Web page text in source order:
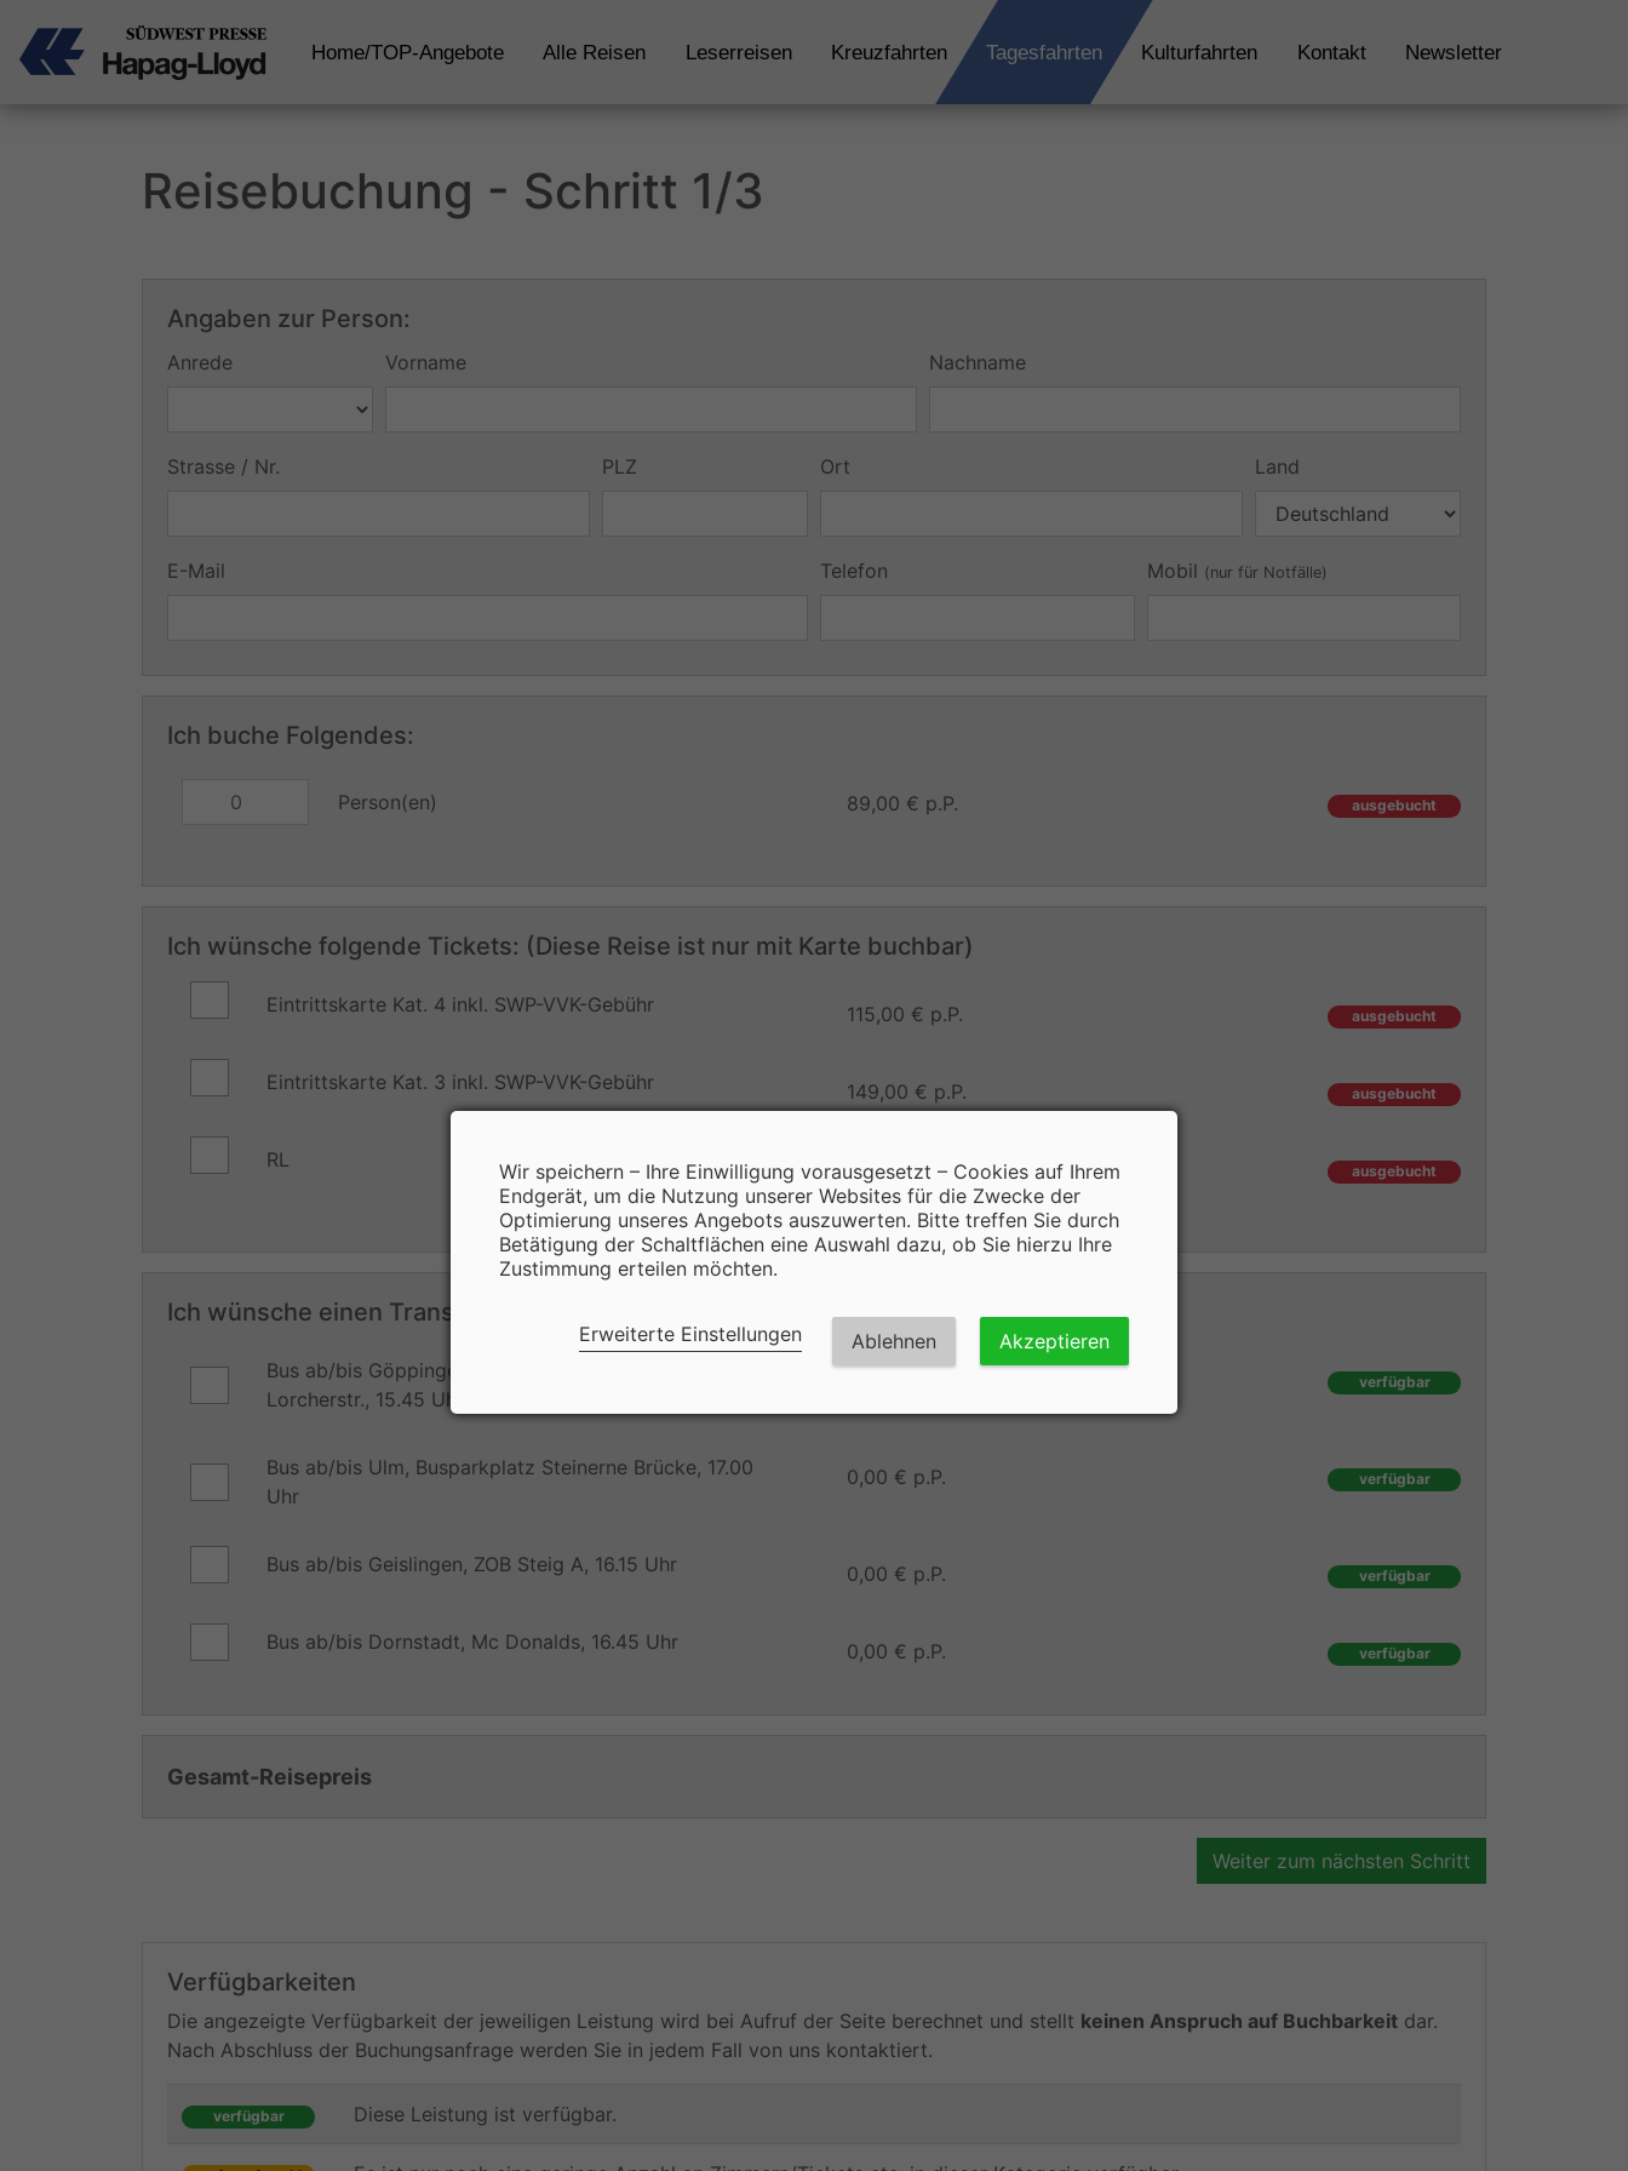
Wir speichern – Ihre Einwilligung vorausgesetzt – Cookies auf Ihrem
Endgerät, um die Nutzung unserer Websites für die Zwecke der
Optimierung unseres Angebots auszuwerten. Bitte treffen Sie durch
Betätigung der Schaltflächen eine Auswahl dazu, ob Sie hierzu Ihre
Zustimmung erteilen möchten.
Erweiterte Einstellungen Ablehnen Akzeptieren
Home/TOP-Angebote Alle Reisen Leserreisen Kreuzfahrten Tagesfahrten Kulturfahrten Kontakt Newsletter
Reisebuchung - Schritt 1/3
Angaben zur Person:
Anrede Vorname Nachname
Strasse / Nr. PLZ Ort Land
E-Mail Telefon Mobil (nur für Notfälle)
Ich buche Folgendes:
Person(en) 89,00 € p.P. ausgebucht
Ich wünsche folgende Tickets: (Diese Reise ist nur mit Karte buchbar)
Eintrittskarte Kat. 4 inkl. SWP-VVK-Gebühr 115,00 € p.P. ausgebucht
Eintrittskarte Kat. 3 inkl. SWP-VVK-Gebühr 149,00 € p.P. ausgebucht
RL 0,00 € p.P. ausgebucht
Ich wünsche einen Transfer ab:
Bus ab/bis Göppingen, EWS Arena Bushaltestelle,
Lorcherstr., 15.45 Uhr
verfügbar
Bus ab/bis Ulm, Busparkplatz Steinerne Brücke, 17.00
Uhr
0,00 € p.P. verfügbar
Bus ab/bis Geislingen, ZOB Steig A, 16.15 Uhr 0,00 € p.P. verfügbar
Bus ab/bis Dornstadt, Mc Donalds, 16.45 Uhr 0,00 € p.P. verfügbar
Gesamt-Reisepreis
Weiter zum nächsten Schritt
Verfügbarkeiten
Die angezeigte Verfügbarkeit der jeweiligen Leistung wird bei Aufruf der Seite berechnet und stellt keinen Anspruch auf Buchbarkeit dar.
Nach Abschluss der Buchungsanfrage werden Sie in jedem Fall von uns kontaktiert.
verfügbar Diese Leistung ist verfügbar.